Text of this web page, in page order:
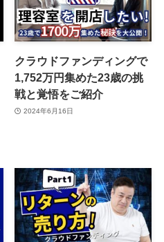
クラウドファンディングで
1,752万円集めた23歳の挑
戦と覚悟をご紹介
2024年6月16日